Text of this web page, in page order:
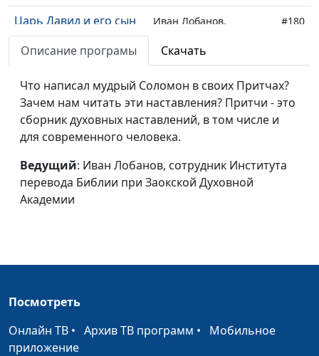
Царь Давид и его сын
Соломон
Иван Лобанов,
перевода Библии при
Академии
#180
История царя Давида
Иван Лобанов,
сотрудник Института
Заокской Духовной
Академии
Заокской Духовной
Иов: история
страдания
сотрудник Института
Описание програмы Скачать
Что написал мудрый Соломон в своих Притчах?
Зачем нам читать эти наставления? Притчи - это
сборник духовных наставлений, в том числе и
для современного человека.
Ведущий: Иван Лобанов, сотрудник Института
перевода Библии при Заокской Духовной
Академии
Посмотреть
Онлайн ТВ • Архив ТВ программ • Мобильное
приложение